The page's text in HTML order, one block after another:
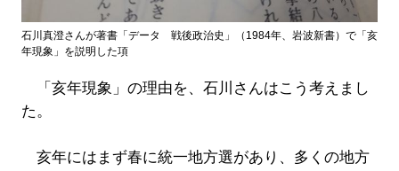
石川真澄さんが著書「データ 戦後政治史」（1984年、岩波新書）で「亥
年現象」を説明した項
「亥年現象」の理由を、石川さんはこう考えまし
た。
亥年にはまず春に統一地方選があり、多くの地方